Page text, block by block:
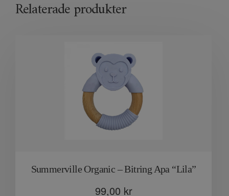
Relaterade produkter
Summerville Organic – Bitring Apa “Lila”
99,00 kr